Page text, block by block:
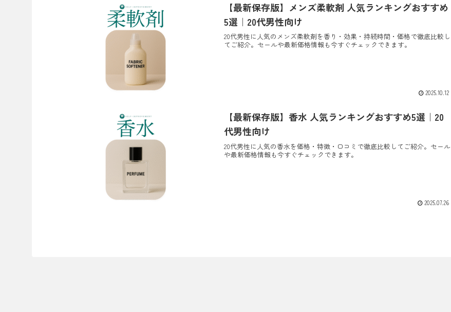
【最新保存版】メンズ柔軟剤 人気ランキングおすすめ
5選｜20代男性向け
20代男性に人気のメンズ柔軟剤を香り・効果・持続時間・価格で徹底比較し
てご紹介。セールや最新価格情報も今すぐチェックできます。
2025.10.12
【最新保存版】香水 人気ランキングおすすめ5選｜20
代男性向け
20代男性に人気の香水を価格・特徴・口コミで徹底比較してご紹介。セール
や最新価格情報も今すぐチェックできます。
2025.07.26